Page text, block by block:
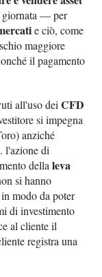
— per
e ciò, come
maggiore
il pagamento
all'uso deiCFD
si impegna
anziché
l'azione di
dellaleva
si hanno
modo da poter
di investimento
al cliente il
registra una